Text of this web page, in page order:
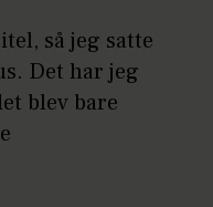
så jeg satte
Det har jeg
blev bare